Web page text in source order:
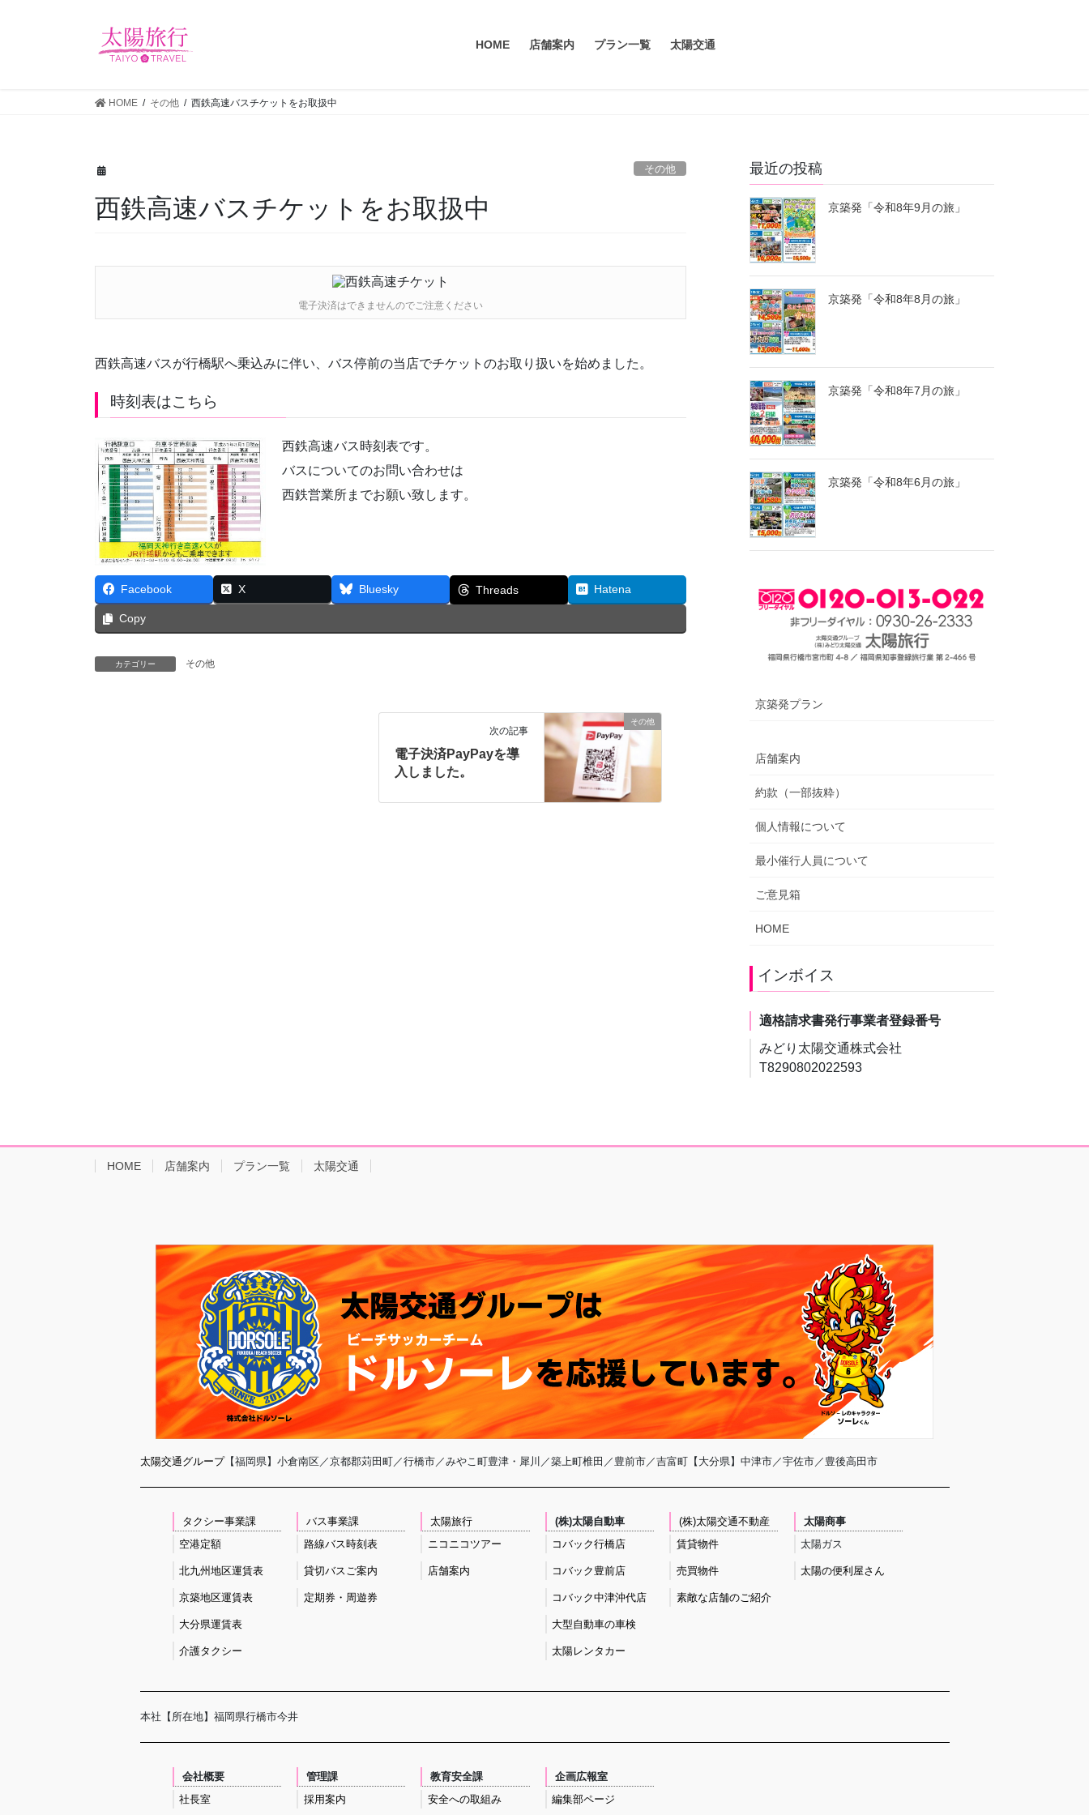
HOME 店舗案内 プラン一覧 太陽交通
HOME その他 西鉄高速バスチケットをお取扱中
その他
西鉄高速バスチケットをお取扱中
電子決済はできませんのでご注意ください
西鉄高速バスが行橋駅へ乗込みに伴い、バス停前の当店でチケットのお取り扱いを始めました。
時刻表はこちら
西鉄高速バス時刻表です。
バスについてのお問い合わせは
西鉄営業所までお願い致します。
Facebook X Bluesky Threads Hatena
Copy
カテゴリー その他
その他
次の記事
電子決済PayPayを導
入しました。
最近の投稿
京築発「令和8年9月の旅」
京築発「令和8年8月の旅」
京築発「令和8年7月の旅」
京築発「令和8年6月の旅」
京築発プラン
店舗案内
約款（一部抜粋）
個人情報について
最小催行人員について
ご意見箱
HOME
インボイス
適格請求書発行事業者登録番号
みどり太陽交通株式会社
T8290802022593
HOME 店舗案内 プラン一覧 太陽交通
太陽交通グループ【福岡県】小倉南区／京都郡苅田町／行橋市／みやこ町豊津・犀川／築上町椎田／豊前市／吉富町【大分県】中津市／宇佐市／豊後高田市
タクシー事業課
空港定額
北九州地区運賃表
京築地区運賃表
大分県運賃表
介護タクシー
バス事業課
路線バス時刻表
貸切バスご案内
定期券・周遊券
太陽旅行
ニコニコツアー
店舗案内
(株)太陽自動車
コバック行橋店
コバック豊前店
コバック中津沖代店
大型自動車の車検
太陽レンタカー
(株)太陽交通不動産
賃貸物件
売買物件
素敵な店舗のご紹介
太陽商事
太陽ガス
太陽の便利屋さん
本社 【所在地】福岡県行橋市今井
会社概要
社長室
管理課
採用案内
教育安全課
安全への取組み
企画広報室
編集部ページ